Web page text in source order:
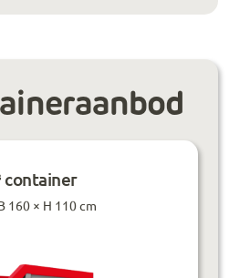
container
160 × H 110 cm